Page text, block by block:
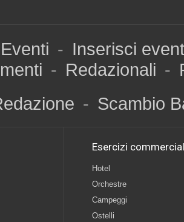
Eventi - Inserisci
- Redazionali -
- Scambio
Esercizi
Hotel
Orchestre
Campeggi
Ostelli